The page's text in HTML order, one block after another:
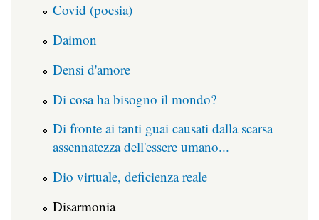
Covid (poesia)
Daimon
Densi d'amore
Di cosa ha bisogno il mondo?
Di fronte ai tanti guai causati dalla scarsa
assennatezza dell'essere umano...
Dio virtuale, deficienza reale
Disarmonia